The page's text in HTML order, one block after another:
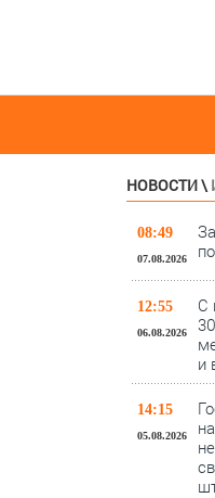
НОВОСТИ\
08:49
07.08.2026
12:55
06.08.2026
С
и
14:15
05.08.2026